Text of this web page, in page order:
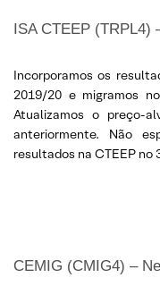
ISA CTEEP (TRPL4)
Incorporamos os
2019/20 e migramos
Atualizamos o preço-
anteriormente. Não
resultados na CTEEP no
CEMIG (CMIG4) –